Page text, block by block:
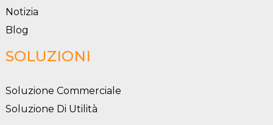
Notizia
Blog
SOLUZIONI
Soluzione Commerciale
Soluzione Di Utilità